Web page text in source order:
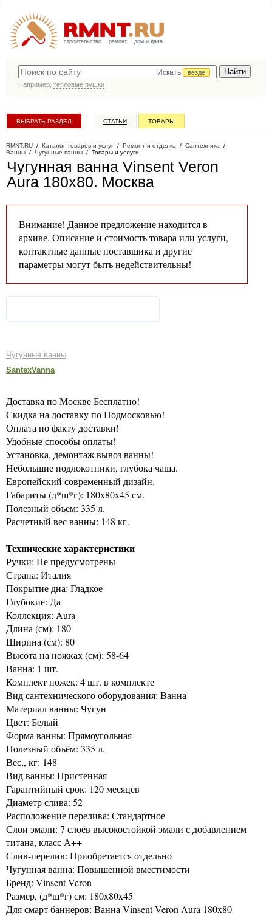
строительство ремонт дом и дача
Искать
везде
Например, тепловые пушки
ВЫБРАТЬ РАЗДЕЛ СТАТЬИ ТОВАРЫ
RMNT.RU / Каталог товаров и услуг / Ремонт и отделка / Сантехника /
Ванны / Чугунные ванны / Товары и услуги
Чугунная ванна Vinsent Veron
Aura 180x80. Москва
Внимание! Данное предложение находится в
архиве. Описание и стоимость товара или услуги,
контактные данные поставщика и другие
параметры могут быть недействительны!
Чугунные ванны
SantexVanna
Доставка по Москве Бесплатно!
Скидка на доставку по Подмосковью!
Оплата по факту доставки!
Удобные способы оплаты!
Установка, демонтаж вывоз ванны!
Небольшие подлокотники, глубока чаша.
Европейский современный дизайн.
Габариты (д*ш*г): 180x80x45 см.
Полезный объем: 335 л.
Расчетный вес ванны: 148 кг.
Технические характеристики
Ручки: Не предусмотрены
Страна: Италия
Покрытие дна: Гладкое
Глубокие: Да
Коллекция: Aura
Длина (см): 180
Ширина (см): 80
Высота на ножках (см): 58-64
Ванна: 1 шт.
Комплект ножек: 4 шт. в комплекте
Вид сантехнического оборудования: Ванна
Материал ванны: Чугун
Цвет: Белый
Форма ванны: Прямоугольная
Полезный объём: 335 л.
Вес,, кг: 148
Вид ванны: Пристенная
Гарантийный срок: 120 месяцев
Диаметр слива: 52
Расположение перелива: Стандартное
Слои эмали: 7 слоёв высокостойкой эмали с добавлением
титана, класс А++
Слив-перелив: Приобретается отдельно
Чугунная ванна: Повышенной вместимости
Бренд: Vinsent Veron
Размер, (д*ш*г) см: 180x80x45
Для смарт баннеров: Ванна Vinsent Veron Aura 180x80